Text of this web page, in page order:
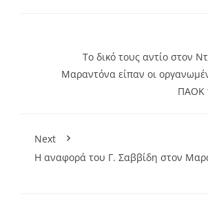
To δικό τους αντίο στον
Μαραντόνα είπαν οι
ΠΑΟΚ
Next
Η αναφορά του Γ. Σαββίδη στον